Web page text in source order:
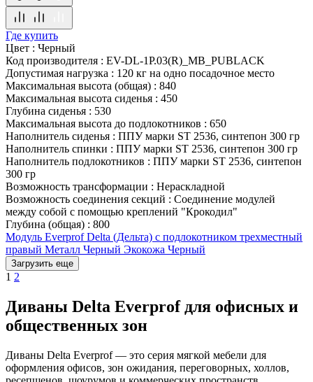
Где купить
Цвет : Черный
Код производителя : EV-DL-1P.03(R)_MB_PUBLACK
Допустимая нагрузка : 120 кг на одно посадочное место
Максимальная высота (общая) : 840
Максимальная высота сиденья : 450
Глубина сиденья : 530
Максимальная высота до подлокотников : 650
Наполнитель сиденья : ППУ марки ST 2536, синтепон 300 гр
Наполнитель спинки : ППУ марки ST 2536, синтепон 300 гр
Наполнитель подлокотников : ППУ марки ST 2536, синтепон
300 гр
Возможность трансформации : Нераскладной
Возможность соединения секций : Соединение модулей
между собой с помощью креплений "Крокодил"
Глубина (общая) : 800
Модуль Everprof Delta (Дельта) с подлокотником трехместный
правый Металл Черный Экокожа Черный
Загрузить еще
1 2
Диваны Delta Everprof для офисных и
общественных зон
Диваны Delta Everprof — это серия мягкой мебели для
оформления офисов, зон ожидания, переговорных, холлов,